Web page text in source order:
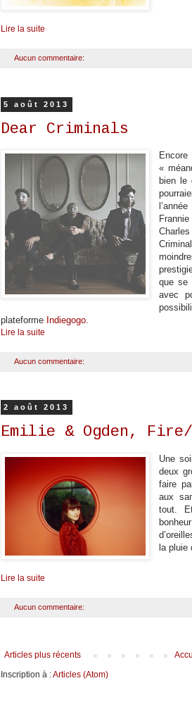
Lire la suite
Aucun commentaire:
5 août 2013
Dear Criminals
«
bien le
que se
avec
plateforme Indiegogo
Lire la suite
Aucun commentaire:
2 août 2013
Emilie & Ogden, Fire/
Une
deux
faire
aux
tout.
la pluie
Lire la suite
Aucun commentaire:
Articles plus récents
Inscription à :Articles (Atom)